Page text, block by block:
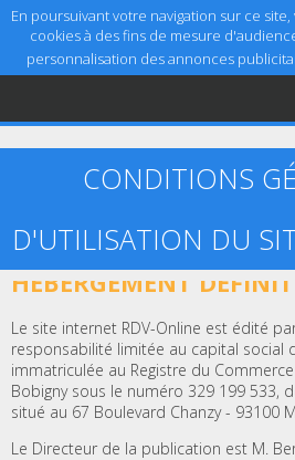
En poursuivant votre navigation sur ce
cookies à des fins de mesure
personnalisation des annonces
Accueil
Aide
CONDITIONS
D'UTILISATION DU
ARTICLE 1 – ÉDITEUR,
HÉBERGEMENT
Le site internet RDV-Online est édité
responsabilité limitée au capital social
immatriculée au Registre du
Bobigny sous le numéro 329 199 533,
situé au 67 Boulevard Chanzy - 93100
Le Directeur de la publication est M.